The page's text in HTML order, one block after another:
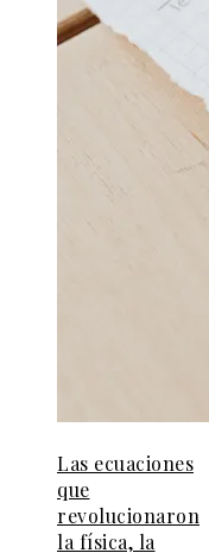
Las ecuaciones
que
revolucionaron
la física, la